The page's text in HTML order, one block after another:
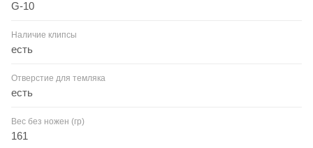
G-10
Наличие клипсы
есть
Отверстие для темляка
есть
Вес без ножен (гр)
161